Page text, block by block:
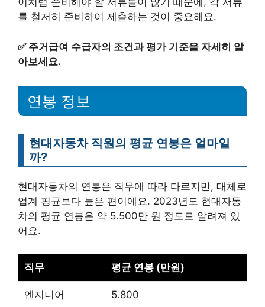
를 철저히 준비하여 제출하는 것이 중요해요.
✅ 주거급여 수급자의 조건과 평가 기준을 자세히 알
아보세요.
연봉 정보
현대자동차 직원의 평균 연봉은 얼마일
까?
현대자동차의 연봉은 직무에 따라 다르지만, 대체로
업계 평균보다 높은 편이에요. 2023년도 현대자동
차의 평균 연봉은 약 5.500만 원 정도로 알려져 있
어요.
직무 평균 연봉 (만원)
엔지니어 5.800